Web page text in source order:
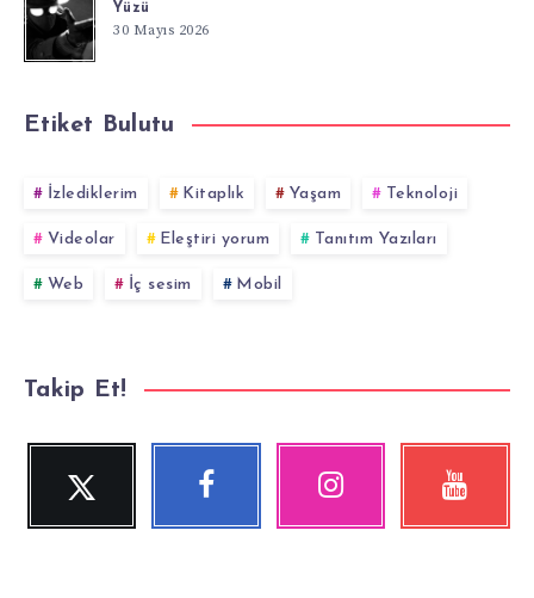
Yüzü
30 Mayıs 2026
Etiket Bulutu
İzlediklerim Kitaplık Yaşam Teknoloji
Videolar Eleştiri yorum Tanıtım Yazıları
Web İç sesim Mobil
Takip Et!
Twitter Facebook Instagram
Fotoğraflarımız!
YouTube
Videolara